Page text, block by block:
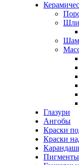
Глазури
Ангобы
Краски
Краски
Пигменты